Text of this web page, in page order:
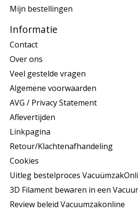
Mijn bestellingen
Informatie
Contact
Over ons
Veel gestelde vragen
Algemene voorwaarden
AVG / Privacy Statement
Aflevertijden
Linkpagina
Retour/Klachtenafhandeling
Cookies
Uitleg bestelproces
3D Filament bewaren in een
Review beleid Vacuumzakonline